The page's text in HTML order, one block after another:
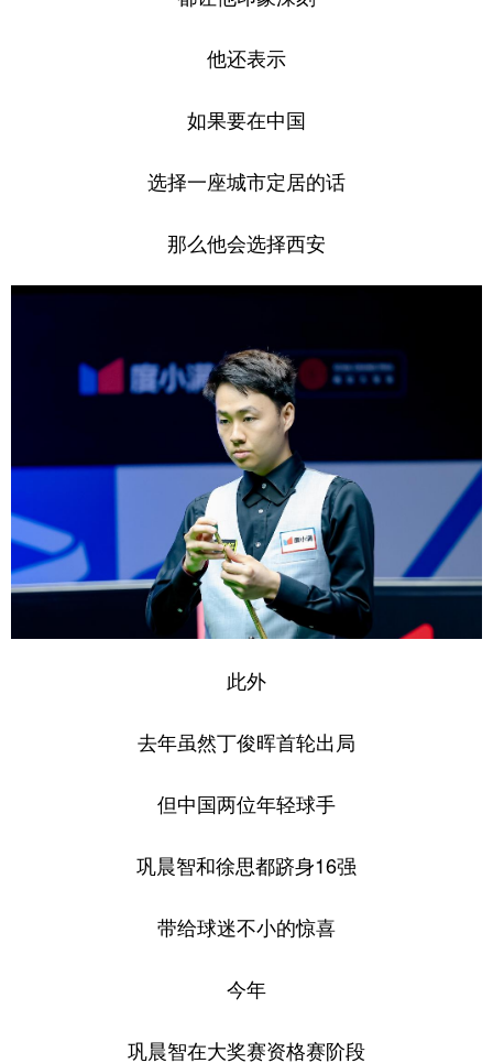
他还表示
如果要在中国
选择一座城市定居的话
那么他会选择西安
此外
去年虽然丁俊晖首轮出局
但中国两位年轻球手
巩晨智和徐思都跻身16强
带给球迷不小的惊喜
今年
巩晨智在大奖赛资格赛阶段